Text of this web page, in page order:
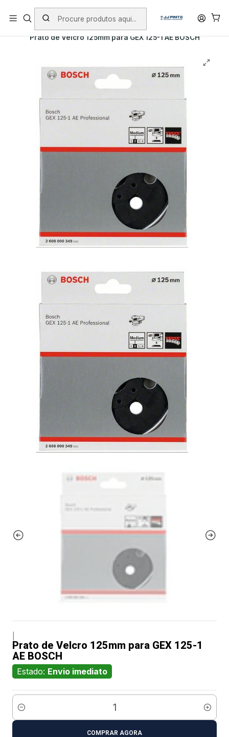
PORTES INCLUÍDOS EM ENCOMENDAS +75€ (excepto ilhas)
Início PRODUTOS
ACESSÓRIOS
Prato de Velcro 125mm para GEX 125-1 AE BOSCH
Prato de Velcro 125mm para GEX 125-1
AE BOSCH
Estado: Envio imediato
Quantidade
COMPRAR AGORA